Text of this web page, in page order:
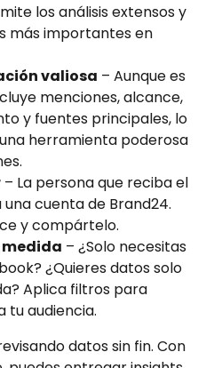
los análisis extensos y
más importantes en
valiosa – Aunque es
menciones, alcance,
y fuentes principales, lo
herramienta poderosa
– La persona que reciba el
cuenta de Brand24.
y compártelo.
– ¿Solo necesitas
¿Quieres datos solo
Aplica filtros para
tu audiencia.
datos sin fin. Con